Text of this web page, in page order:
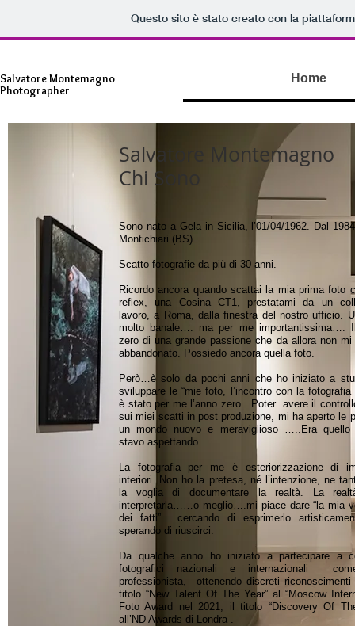
Questo sito è stato creato con la
Salvatore Montemagno
Photographer
Home
Salvatore Montemagno
Chi Sono
Sono nato a Gela in Sicilia, l’01/04/1962. Dal
Montichiari (BS).
Scatto fotografie da più di 30 anni.
Ricordo ancora quando scattai la mia prima foto
reflex, una Cosina CT1, prestatami da un
lavoro, a Roma, dalla finestra del nostro ufficio.
molto banale…. ma per me importantissima….
zero di una grande passione che da allora non mi
abbandonato. Possiedo ancora quella foto.
Però…è solo da pochi anni che ho iniziato a
sviluppare le “mie foto, l’incontro con la fotografia
è stato per me l’anno zero . Poter avere il
sui miei scatti in post produzione, mi ha aperto le
un mondo nuovo e meraviglioso …..Era
stavo aspettando.
La fotografia per me è esteriorizzazione di
interiori. Non ho la pretesa, né l’intenzione, ne
la voglia di documentare la realtà. La
interpretarla……o meglio….mi piace dare “la mia
dei fatti”…..cercando di esprimerlo
sperando di riuscirci.
Da qualche anno ho iniziato a partecipare a
fotografici nazionali e internazionali
professionista, ottenendo discreti
titolo “New Talent Of The Year” al “Moscow
Foto Award nel 2021, il titolo “Discovery Of
all’ND Awards di Londra .